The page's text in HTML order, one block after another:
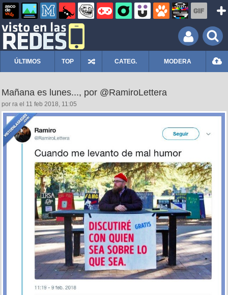
ÚLTIMOS TOP CATEG. MODERA
Mañana es lunes..., por @RamiroLettera
por ra el 11 feb 2018, 11:05